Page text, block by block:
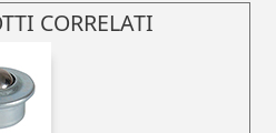
CORRELATI